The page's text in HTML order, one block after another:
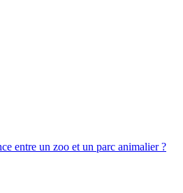
entre un zoo et un parc animalier ?